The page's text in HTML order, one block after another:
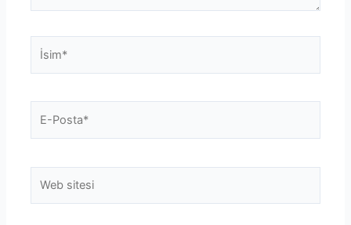
İsim*
Posta*